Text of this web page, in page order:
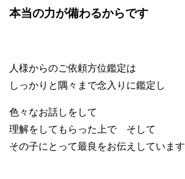
本当の力が備わるからです
人様からのご依頼方位鑑定は
しっかりと隅々まで念入りに鑑定し
色々なお話しをして
理解をしてもらった上で そして
その子にとって最良をお伝えしています